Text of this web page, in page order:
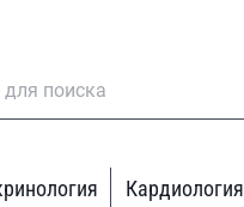
Кардиология